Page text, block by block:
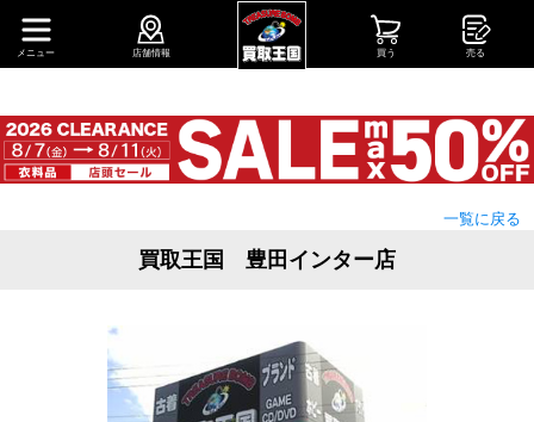
店舗情報 買う 売る
メニュー
一覧に戻る
買取王国 豊田インター店